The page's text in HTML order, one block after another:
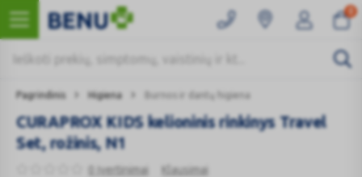
0
Pagrindinis Higiena Burnos ir dantų higiena
0 Įvertinimai Klausimai
CURAPROX KIDS kelioninis rinkinys Travel
Set, rožinis, N1